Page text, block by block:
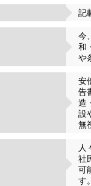
記
今
和
や
安
告
造
設
無
人
社
可
す。